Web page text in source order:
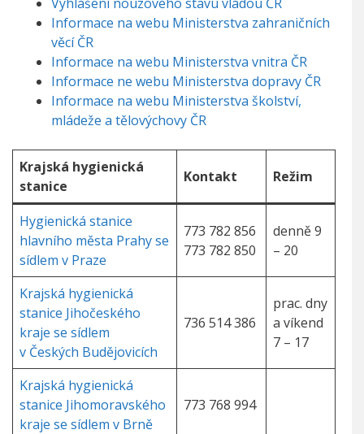
Informace na webu Ministerstva zahraničních
věcí ČR
Informace na webu Ministerstva vnitra ČR
Informace ne webu Ministerstva dopravy ČR
Informace na webu Ministerstva školství,
mládeže a tělovýchovy ČR
Krajská hygienická
stanice
Kontakt Režim
Hygienická stanice
hlavního města Prahy se
sídlem v Praze
773 782 856
773 782 850
denně 9
– 20
Krajská hygienická
stanice Jihočeského
kraje se sídlem
v Českých Budějovicích
736 514 386
prac. dny
a víkend
7 – 17
Krajská hygienická
stanice Jihomoravského
kraje se sídlem v Brně
773 768 994